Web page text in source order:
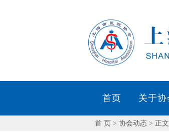
首 页 > 协会动态 > 正文